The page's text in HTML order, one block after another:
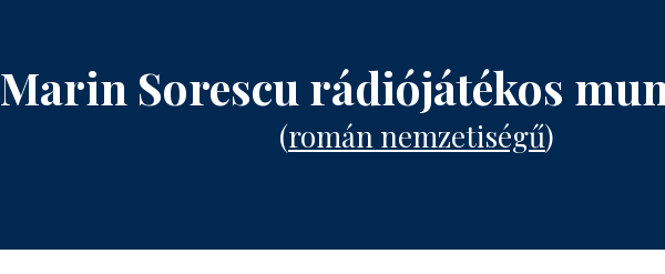
Marin Sorescu rádiójátékos
(román nemzetiségű)